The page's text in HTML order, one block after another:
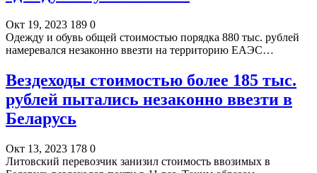
Окт 19, 2023 189 0
Одежду и обувь общей стоимостью порядка 880 тыс. рублей
намеревался незаконно ввезти на территорию ЕАЭС…
Вездеходы стоимостью более 185 тыс.
рублей пытались незаконно ввезти в
Беларусь
Окт 13, 2023 178 0
Литовский перевозчик занизил стоимость ввозимых в